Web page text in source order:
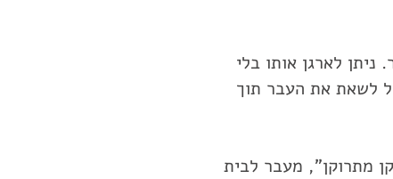
לארגן אותו בלי
לשאת את העבר תוך
מתרוקן", מעבר לבית